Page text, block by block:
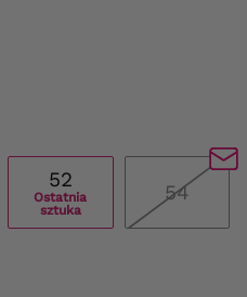
52
Ostatnia
sztuka
54